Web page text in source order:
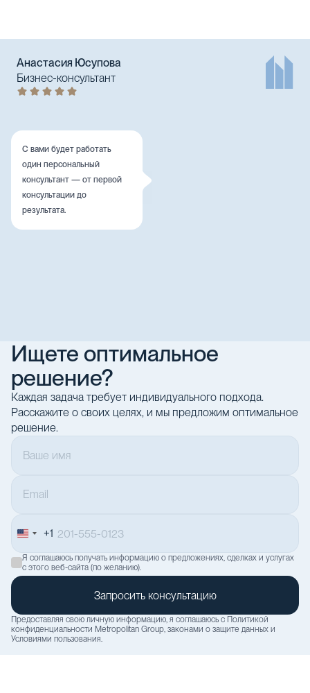
Ищете оптимальное
решение?
Каждая задача требует индивидуального подхода.
Расскажите о своих целях, и мы предложим оптимальное
решение.
United
States
+1
+1
Я соглашаюсь получать информацию о предложениях, сделках и услугах
с этого веб-сайта (по желанию).
Предоставляя свою личную информацию, я соглашаюсь с Политикой
конфиденциальности Metropolitan Group, законами о защите данных и
Условиями пользования
С вами будет работать
один персональный
консультант — от первой
консультации до
результата.
Анастасия Юсупова
Бизнес-консультант